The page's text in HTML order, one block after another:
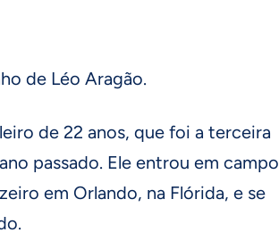
de Léo Aragão.
de 22 anos, que foi a terceira
passado. Ele entrou em campo
em Orlando, na Flórida, e se